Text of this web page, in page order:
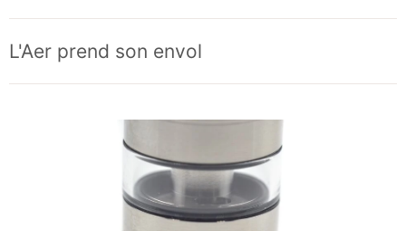
L'Aer prend son envol